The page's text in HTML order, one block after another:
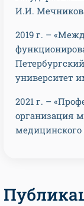
И.И.
2019 г. –
университет
2021 г. –
организация
медицинского